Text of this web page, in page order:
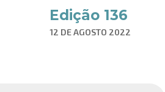
Edição 136
12 DE AGOSTO 2022